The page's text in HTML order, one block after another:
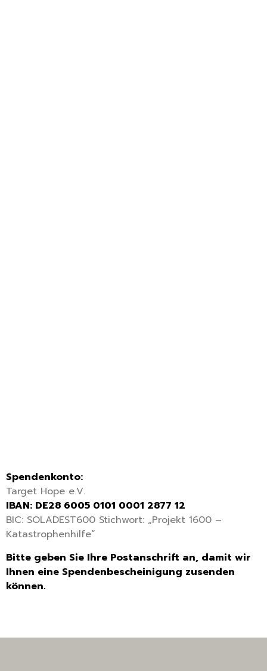
Spendenkonto:
Target Hope e.V.
IBAN: DE28 6005 0101 0001 2877 12
BIC: SOLADEST600 Stichwort: „Projekt 1600 –
Katastrophenhilfe“
Bitte geben Sie Ihre Postanschrift an, damit wir
Ihnen eine Spendenbescheinigung zusenden
können.